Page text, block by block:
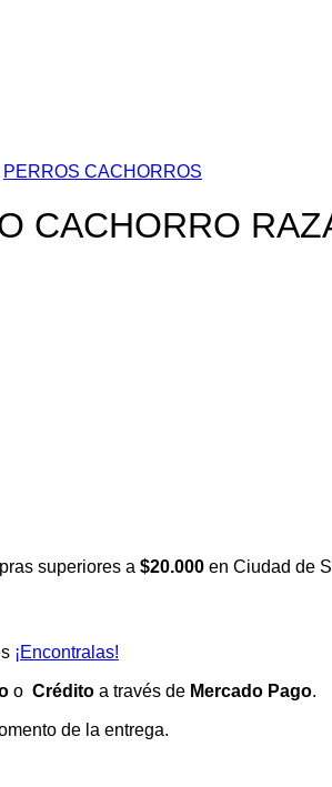
PERROS CACHORROS
CACHORRO
superiores a $20.000 en Ciudad de
¡Encontralas!
o Crédito a través de Mercado Pago.
de la entrega.